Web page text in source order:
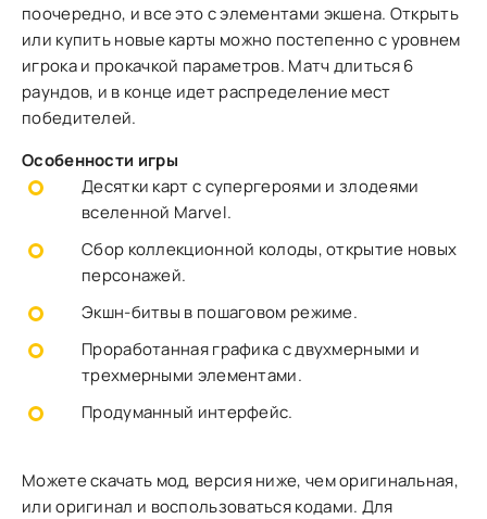
поочередно, и все это с элементами экшена. Открыть
или купить новые карты можно постепенно с уровнем
игрока и прокачкой параметров. Матч длиться 6
раундов, и в конце идет распределение мест
победителей.
Особенности игры
Десятки карт с супергероями и злодеями
вселенной Marvel.
Сбор коллекционной колоды, открытие новых
персонажей.
Экшн-битвы в пошаговом режиме.
Проработанная графика с двухмерными и
трехмерными элементами.
Продуманный интерфейс.
Можете скачать мод, версия ниже, чем оригинальная,
или оригинал и воспользоваться кодами. Для